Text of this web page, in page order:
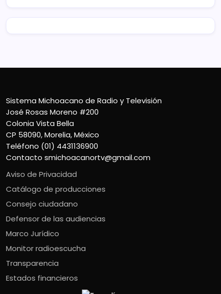
Sistema Michoacano de Radio y Televisión
José Rosas Moreno #200
Colonia Vista Bella
CP 58090, Morelia, México
Teléfono (01) 4431136900
Contacto smichoacanortv@gmail.com
Aviso de Privacidad
Catálogo de producciones
Consejo ciudadano
Defensor de las audiencias
Marco Jurídico
Monitor radioescucha
Transparencia
Estados financieros